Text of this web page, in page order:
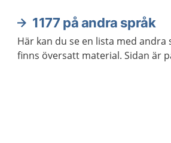
1177 på andra språk
Här kan du se en lista med andra
finns översatt material. Sidan är